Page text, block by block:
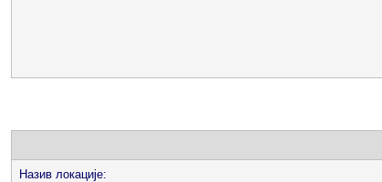
Назив локације: